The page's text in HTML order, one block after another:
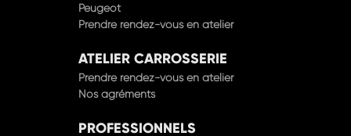
Peugeot
Prendre rendez-vous en atelier
ATELIER CARROSSERIE
Prendre rendez-vous en atelier
Nos agréments
PROFESSIONNELS